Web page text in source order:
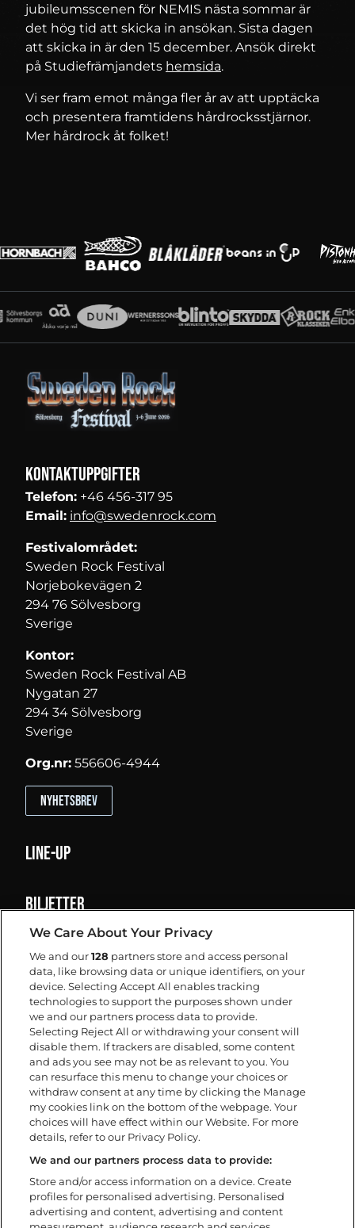
jubileumsscenen för NEMIS nästa sommar är
det hög tid att skicka in ansökan. Sista dagen
att skicka in är den 15 december. Ansök direkt
på Studiefrämjandets hemsida.
Vi ser fram emot många fler år av att upptäcka
och presentera framtidens hårdrocksstjärnor.
Mer hårdrock åt folket!
Kontaktuppgifter
Telefon: +46 456-317 95
Email: info@swedenrock.com
Festivalområdet:
Sweden Rock Festival
Norjebokevägen 2
294 76 Sölvesborg
Sverige
Kontor:
Sweden Rock Festival AB
Nygatan 27
294 34 Sölvesborg
Sverige
Org.nr: 556606-4944
Nyhetsbrev
Line-up
Biljetter
Info
Hitta hit
Camping/Boende
Barn på festivalen
Tillgänglighet
Under festivalen
FAQ
Om
Ladda ner app
Policys
Tillgänglighetsredogörelse
Volontär
Kontakta oss
We Care About Your Privacy
We and our128 partners store and access personal
data, like browsing data or unique identifiers, on your
device. Selecting Accept All enables tracking
technologies to support the purposes shown under
we and our partners process data to provide.
Selecting Reject All or withdrawing your consent will
disable them. If trackers are disabled, some content
and ads you see may not be as relevant to you. You
can resurface this menu to change your choices or
withdraw consent at any time by clicking the Manage
my cookies link on the bottom of the webpage. Your
choices will have effect within our Website. For more
details, refer to our Privacy Policy.
We and our partners process data to provide:
Store and/or access information on a device. Create
profiles for personalised advertising. Personalised
advertising and content, advertising and content